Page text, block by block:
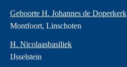
Geboorte H. Johannes de Doperkerk
Montfoort, Linschoten
H. Nicolaasbasiliek
IJsselstein